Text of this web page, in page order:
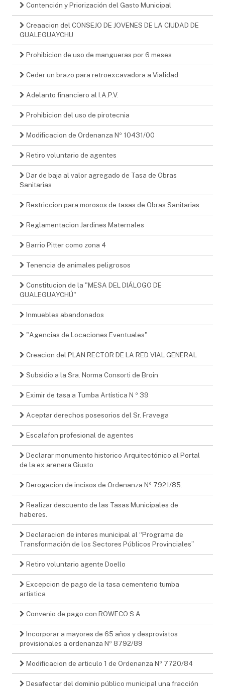
Contención y Priorización del Gasto Municipal
Creaacion del CONSEJO DE JOVENES DE LA CIUDAD DE
GUALEGUAYCHU
Prohibicion de uso de mangueras por 6 meses
Ceder un brazo para retroexcavadora a Vialidad
Adelanto financiero al I.A.P.V.
Prohibicion del uso de pirotecnia
Modificacion de Ordenanza Nº 10431/00
Retiro voluntario de agentes
Dar de baja al valor agregado de Tasa de Obras
Sanitarias
Restriccion para morosos de tasas de Obras Sanitarias
Reglamentacion Jardines Maternales
Barrio Pitter como zona 4
Tenencia de animales peligrosos
Constitucion de la "MESA DEL DIÁLOGO DE
GUALEGUAYCHÚ"
Inmuebles abandonados
"Agencias de Locaciones Eventuales"
Creacion del PLAN RECTOR DE LA RED VIAL GENERAL
Subsidio a la Sra. Norma Consorti de Broin
Eximir de tasa a Tumba Artística N º 39
Aceptar derechos posesorios del Sr. Fravega
Escalafon profesional de agentes
Declarar monumento historico Arquitectónico al Portal
de la ex arenera Giusto
Derogacion de incisos de Ordenanza Nº 7921/85.
Realizar descuento de las Tasas Municipales de
haberes.
Declaracion de interes municipal al “Programa de
Transformación de los Sectores Públicos Provinciales”
Retiro voluntario agente Doello
Excepcion de pago de la tasa cementerio tumba
artistica
Convenio de pago con ROWECO S.A
Incorporar a mayores de 65 años y desprovistos
provisionales a ordenanza Nº 8792/89
Modificacion de articulo 1 de Ordenanza Nº 7720/84
Desafectar del dominio público municipal una fracción